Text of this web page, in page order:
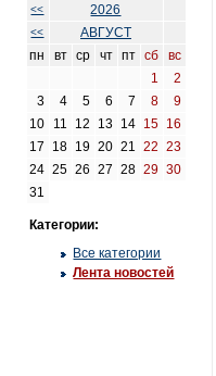
<< 2026
<<
АВГУСТ
пн
вт ср чт пт сб
вс
1
2
3
4 5 6 7 8
9
10
11 12 13 14 15 16
17
18 19 20 21 22
23
24 25 26 27 28 29 30
31
Категории:
Все категории
Лента новостей